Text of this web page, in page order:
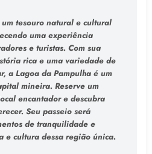
tesouro natural e cultural
uma experiência
e turistas. Com sua
rica e uma variedade de
a Lagoa da Pampulha é um
mineira. Reserve um
encantador e descubra
Seu passeio será
de tranquilidade e
e cultura dessa região única.